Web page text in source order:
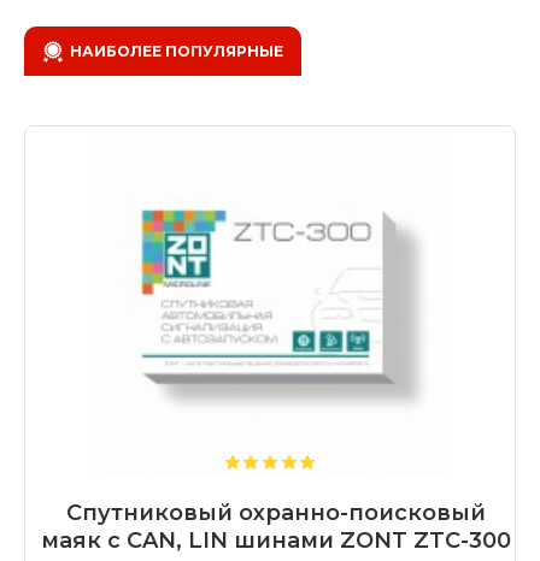
НАИБОЛЕЕ ПОПУЛЯРНЫЕ
Спутниковый охранно-поисковый
маяк с CAN, LIN шинами ZONT ZTC-300